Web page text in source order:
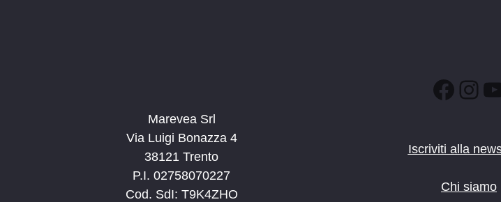
Marevea Srl
Via Luigi Bonazza 4
38121 Trento
P.I. 02758070227
Cod. SdI: T9K4ZHO
Iscriviti alla
Chi siamo